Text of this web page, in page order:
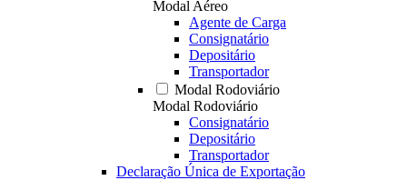
Modal Aéreo
Agente de Carga
Consignatário
Depositário
Transportador
Modal Rodoviário
Modal Rodoviário
Consignatário
Depositário
Transportador
Declaração Única de Exportação